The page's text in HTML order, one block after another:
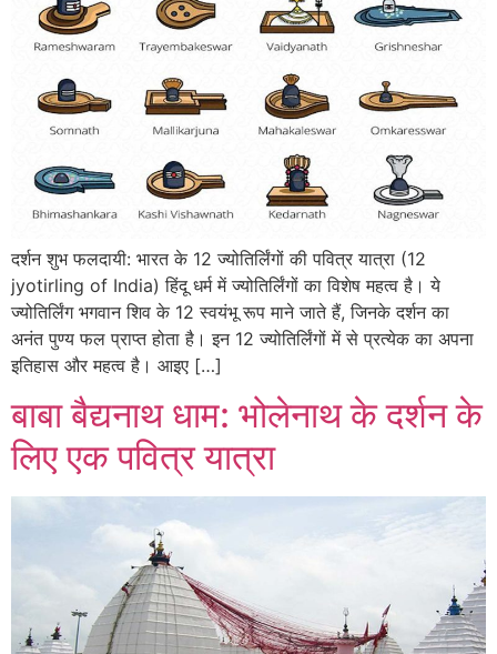
दर्शन शुभ फलदायी: भारत के 12 ज्योतिर्लिंगों की पवित्र यात्रा (12
jyotirling of India) हिंदू धर्म में ज्योतिर्लिंगों का विशेष महत्व है। ये
ज्योतिर्लिंग भगवान शिव के 12 स्वयंभू रूप माने जाते हैं, जिनके दर्शन का
अनंत पुण्य फल प्राप्त होता है। इन 12 ज्योतिर्लिंगों में से प्रत्येक का अपना
इतिहास और महत्व है। आइए […]
बाबा बैद्यनाथ धाम: भोलेनाथ के दर्शन के
लिए एक पवित्र यात्रा